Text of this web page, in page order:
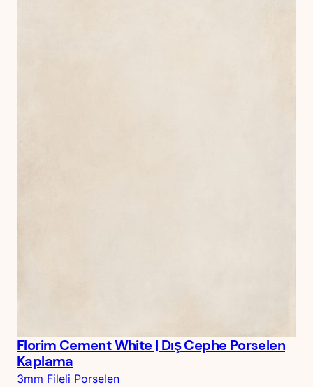
Florim Cement White | Dış Cephe Porselen
Kaplama
3mm Fileli Porselen